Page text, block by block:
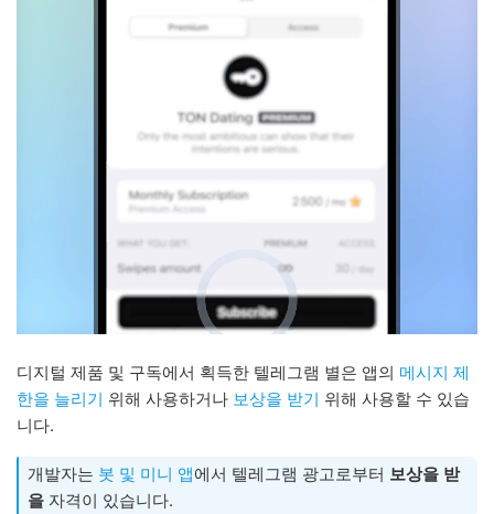
디지털 제품 및 구독에서 획득한 텔레그램 별은 앱의 메시지 제
한을 늘리기 위해 사용하거나 보상을 받기 위해 사용할 수 있습
니다.
개발자는 봇 및 미니 앱에서 텔레그램 광고로부터 보상을 받
을 자격이 있습니다.